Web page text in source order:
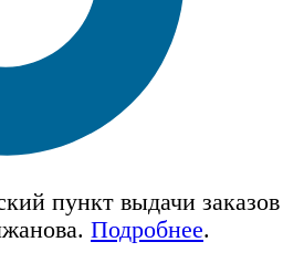
пункт выдачи заказов
Подробнее.